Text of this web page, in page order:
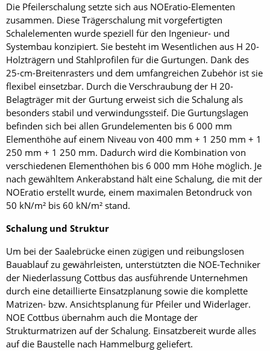
Die Pfeilerschalung setzte sich aus NOEratio-Elementen
zusammen. Diese Trägerschalung mit vorgefertigten
Schalelementen wurde speziell für den Ingenieur- und
Systembau konzipiert. Sie besteht im Wesentlichen aus H 20-
Holzträgern und Stahlprofilen für die Gurtungen. Dank des
25-cm-Breitenrasters und dem umfangreichen Zubehör ist sie
flexibel einsetzbar. Durch die Verschraubung der H 20-
Belagträger mit der Gurtung erweist sich die Schalung als
besonders stabil und verwindungssteif. Die Gurtungslagen
befinden sich bei allen Grundelementen bis 6 000 mm
Elementhöhe auf einem Niveau von 400 mm + 1 250 mm + 1
250 mm + 1 250 mm. Dadurch wird die Kombination von
verschiedenen Elementhöhen bis 6 000 mm Höhe möglich. Je
nach gewähltem Ankerabstand hält eine Schalung, die mit der
NOEratio erstellt wurde, einem maximalen Betondruck von
50 kN/m² bis 60 kN/m² stand.
Schalung und Struktur
Um bei der Saalebrücke einen zügigen und reibungslosen
Bau­ablauf zu gewährleisten, unterstützten die NOE-Techniker
der Niederlassung Cottbus das ausführende Unternehmen
durch eine detaillierte Einsatzplanung sowie die komplette
Matrizen- bzw. Ansichtsplanung für Pfeiler und Widerlager.
NOE Cottbus übernahm auch die Montage der
Strukturmatrizen auf der Schalung. Einsatzbereit wurde alles
auf die Baustelle nach Hammelburg geliefert.